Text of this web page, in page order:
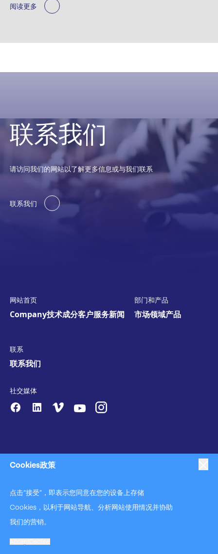
Cookies政策
点击“接受”，即表示您同意在您的设备上存储
Cookies，以利于网站导航、分析网站使用情况并协助
我们的营销。
阅读更多
联系我们
请访问我们的网站以了解更多信息或与我们联系
联系我们
网站首页
Company技术成分客户服务新闻
部门和产品
市场领域产品
联系
联系我们
社交媒体
反对奴役 | 隐私策略 | 商业行为准则声明 |
反对奴役和反对人口贩运声明 | Cookies政策 | 使用条款
© Langley Holdings plc 2023 | All Rights Reserved